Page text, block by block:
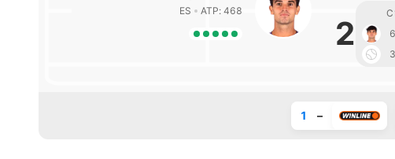
ES ATP: 468
2
6
3
1 –